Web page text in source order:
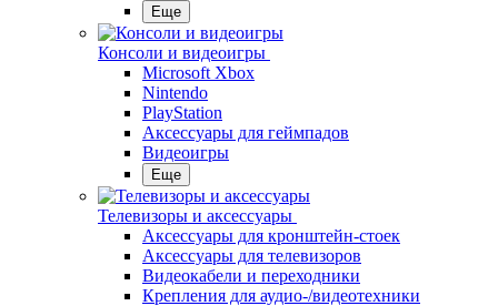
Еще
Консоли и видеоигры
Microsoft Xbox
Nintendo
PlayStation
Аксессуары для геймпадов
Видеоигры
Еще
Телевизоры и аксессуары
Аксессуары для кронштейн-стоек
Аксессуары для телевизоров
Видеокабели и переходники
Крепления для аудио-/видеотехники